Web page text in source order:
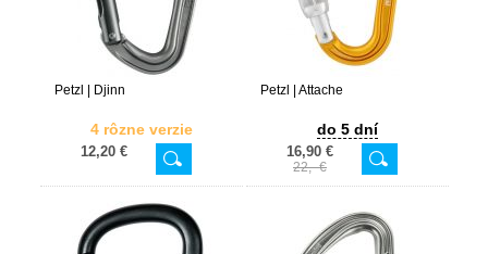
Petzl | Djinn
4 rôzne verzie
12,20 €
Petzl | Attache
do 5 dní
16,90 €
22,- €